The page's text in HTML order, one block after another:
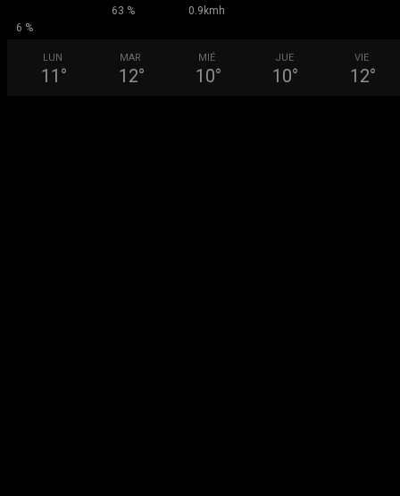
63 %
0.9kmh
6 %
LUN
11 °
MAR
12°
MIÉ
10°
JUE
10°
VIE
12°